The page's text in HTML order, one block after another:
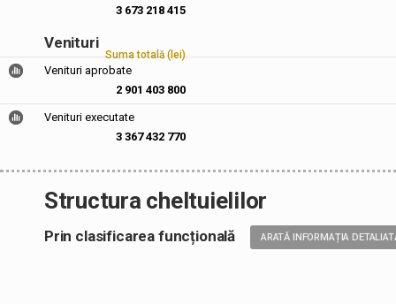
3 673 218 415
Venituri
Suma totală (lei)
Venituri aprobate
2 901 403 800
Venituri executate
3 367 432 770
Structura cheltuielilor
Prin clasificarea funcțională ARATĂ INFORMAȚIA